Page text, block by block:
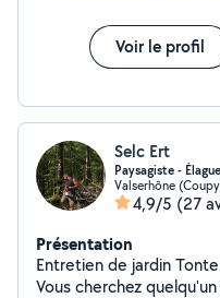
Voir le profil
Selc Ert
Paysagiste -
Valserhône
4,9/5 (27
Présentation
Entretien de jardin Tonte de pelouse & Taille d'arbres
Vous cherchez